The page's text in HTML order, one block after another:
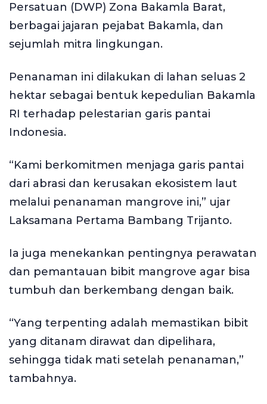
Persatuan (DWP) Zona Bakamla Barat,
berbagai jajaran pejabat Bakamla, dan
sejumlah mitra lingkungan.
Penanaman ini dilakukan di lahan seluas 2
hektar sebagai bentuk kepedulian Bakamla
RI terhadap pelestarian garis pantai
Indonesia.
“Kami berkomitmen menjaga garis pantai
dari abrasi dan kerusakan ekosistem laut
melalui penanaman mangrove ini,” ujar
Laksamana Pertama Bambang Trijanto.
Ia juga menekankan pentingnya perawatan
dan pemantauan bibit mangrove agar bisa
tumbuh dan berkembang dengan baik.
“Yang terpenting adalah memastikan bibit
yang ditanam dirawat dan dipelihara,
sehingga tidak mati setelah penanaman,”
tambahnya.